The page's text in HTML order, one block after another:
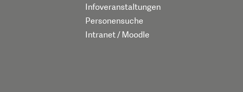
Infoveranstaltungen
Personensuche
Intranet / Moodle